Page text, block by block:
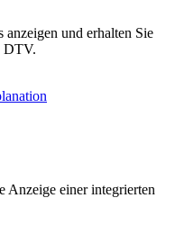
anzeigen und erhalten Sie
DTV.
Anzeige einer integrierten